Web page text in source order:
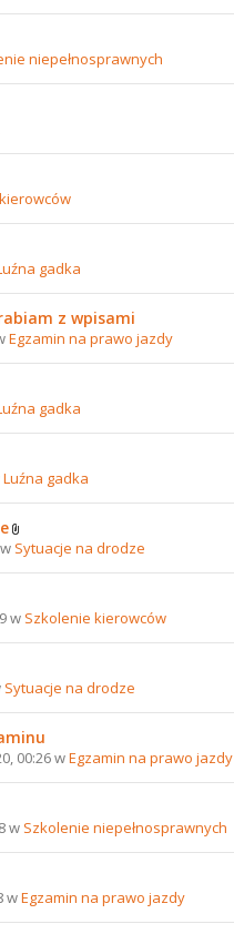
niepełnosprawnych
gadka
z wpisami
Egzamin na prawo jazdy
gadka
Luźna gadka
Sytuacje na drodze
w Szkolenie kierowców
Sytuacje na drodze
00:26 wEgzamin na prawo jazdy
w Szkolenie niepełnosprawnych
wEgzamin na prawo jazdy